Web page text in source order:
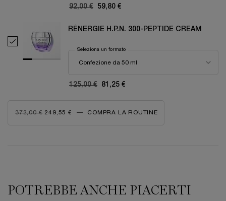
Old price
92,00 € New price
59,80 €
Select RÉNERGIE H.P.N. 300-PEPTIDE CREAM
RÉNERGIE H.P.N. 300-PEPTIDE CREAM
Seleziona un formato
Old price
125,00 € New price
81,25 €
OLD PRICE
372,00 €
NEW PRICE249,55 € ―
COMPRA LA ROUTINE
PDP Slot 1 Section
POTREBBE ANCHE PIACERTI